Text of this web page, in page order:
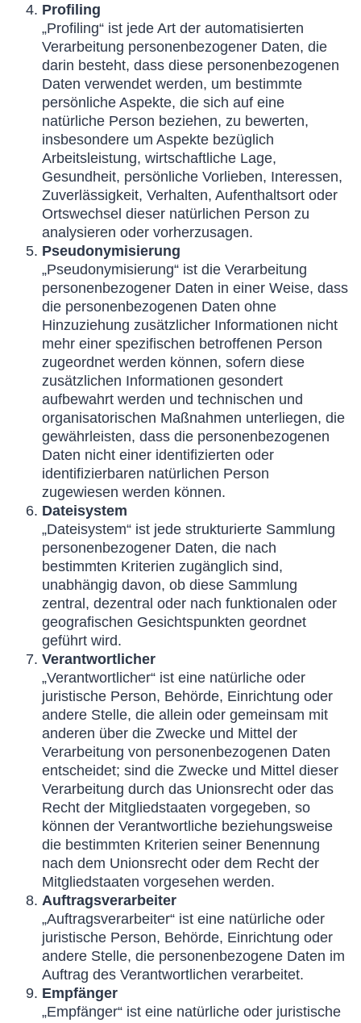
Profiling
„Profiling“ ist jede Art der automatisierten
Verarbeitung personenbezogener Daten, die
darin besteht, dass diese personenbezogenen
Daten verwendet werden, um bestimmte
persönliche Aspekte, die sich auf eine
natürliche Person beziehen, zu bewerten,
insbesondere um Aspekte bezüglich
Arbeitsleistung, wirtschaftliche Lage,
Gesundheit, persönliche Vorlieben, Interessen,
Zuverlässigkeit, Verhalten, Aufenthaltsort oder
Ortswechsel dieser natürlichen Person zu
analysieren oder vorherzusagen.
Pseudonymisierung
„Pseudonymisierung“ ist die Verarbeitung
personenbezogener Daten in einer Weise, dass
die personenbezogenen Daten ohne
Hinzuziehung zusätzlicher Informationen nicht
mehr einer spezifischen betroffenen Person
zugeordnet werden können, sofern diese
zusätzlichen Informationen gesondert
aufbewahrt werden und technischen und
organisatorischen Maßnahmen unterliegen, die
gewährleisten, dass die personenbezogenen
Daten nicht einer identifizierten oder
identifizierbaren natürlichen Person
zugewiesen werden können.
Dateisystem
„Dateisystem“ ist jede strukturierte Sammlung
personenbezogener Daten, die nach
bestimmten Kriterien zugänglich sind,
unabhängig davon, ob diese Sammlung
zentral, dezentral oder nach funktionalen oder
geografischen Gesichtspunkten geordnet
geführt wird.
Verantwortlicher
„Verantwortlicher“ ist eine natürliche oder
juristische Person, Behörde, Einrichtung oder
andere Stelle, die allein oder gemeinsam mit
anderen über die Zwecke und Mittel der
Verarbeitung von personenbezogenen Daten
entscheidet; sind die Zwecke und Mittel dieser
Verarbeitung durch das Unionsrecht oder das
Recht der Mitgliedstaaten vorgegeben, so
können der Verantwortliche beziehungsweise
die bestimmten Kriterien seiner Benennung
nach dem Unionsrecht oder dem Recht der
Mitgliedstaaten vorgesehen werden.
Auftragsverarbeiter
„Auftragsverarbeiter“ ist eine natürliche oder
juristische Person, Behörde, Einrichtung oder
andere Stelle, die personenbezogene Daten im
Auftrag des Verantwortlichen verarbeitet.
Empfänger
„Empfänger“ ist eine natürliche oder juristische